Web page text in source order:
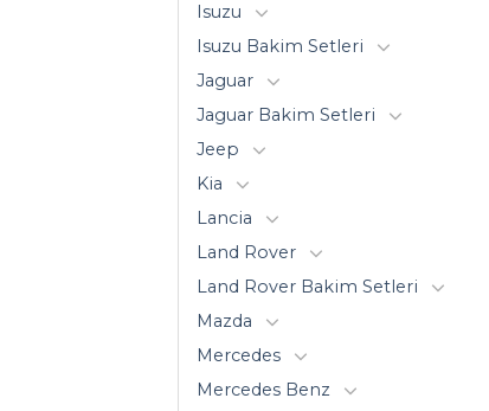
Isuzu
Isuzu Bakim Setleri
Jaguar
Jaguar Bakim Setleri
Jeep
Kia
Lancia
Land Rover
Land Rover Bakim Setleri
Mazda
Mercedes
Mercedes Benz